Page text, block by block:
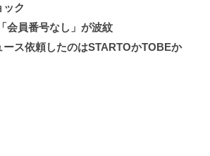
ック
会員番号なし」が波紋
ース依頼したのはSTARTOかTOBEか